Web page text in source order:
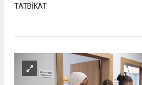
TATBİKAT